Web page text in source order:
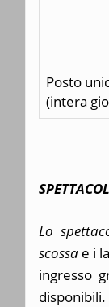
Posto
(intera
Lo
scossa e i
ingresso
disponibili.